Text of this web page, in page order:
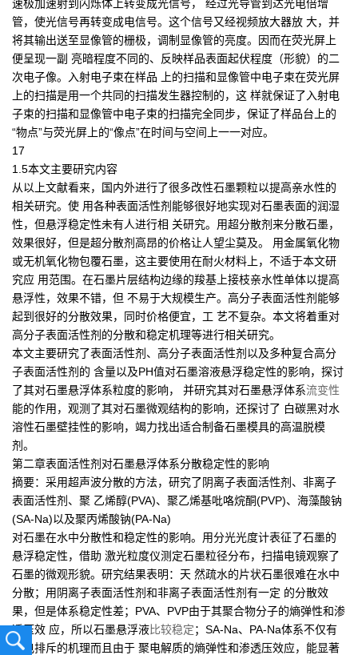
速极加速射到闪烁体上转变成光信号， 经过光导管到达光电倍增
管，使光信号再转变成电信号。这个信号又经视频放大器放 大，并
将其输出送至显像管的栅极，调制显像管的亮度。因而在荧光屏上
便呈现一副 亮暗程度不同的、反映样品表面起伏程度（形貌）的二
次电子像。入射电子束在样品 上的扫描和显像管中电子束在荧光屏
上的扫描是用一个共同的扫描发生器控制的，这 样就保证了入射电
子束的扫描和显像管中电子束的扫描完全同步，保证了样品台上的
“物点”与荧光屏上的“像点”在时间与空间上一一对应。
17
1.5本文主要研究内容
从以上文献看来，国内外进行了很多改性石墨颗粒以提高亲水性的
相关研究。使 用各种表面活性剂能够很好地实现对石墨表面的润湿
性，但悬浮稳定性未有人进行相 关研究。用超分散剂来分散石墨，
效果很好，但是超分散剂高昂的价格让人望尘莫及。 用金属氧化物
或无机氧化物包覆石墨，这主要使用在耐火材料上，不适于本文研
究应 用范围。在石墨片层结构边缘的羧基上接枝亲水性单体以提高
悬浮性，效果不错，但 不易于大规模生产。高分子表面活性剂能够
起到很好的分散效果，同时价格便宜，工 艺不复杂。本文将着重对
高分子表面活性剂的分散和稳定机理等进行相关研究。
本文主要研究了表面活性剂、高分子表面活性剂以及多种复合高分
子表面活性剂的 含量以及PH值对石墨溶液悬浮稳定性的影响，探讨
了其对石墨悬浮体系粒度的影响， 并研究其对石墨悬浮体系流变性
能的作用，观测了其对石墨微观结构的影响，还探讨了 白碳黑对水
溶性石墨壁挂性的影响，竭力找出适合制备石墨模具的高温脱模
剂。
第二章表面活性剂对石墨悬浮体系分散稳定性的影响
摘要：采用超声波分散的方法，研究了阴离子表面活性剂、非离子
表面活性剂、聚 乙烯醇(PVA)、聚乙烯基吡咯烷酮(PVP)、海藻酸钠
(SA-Na)以及聚丙烯酸钠(PA-Na)
对石墨在水中分散性和稳定性的影响。用分光光度计表征了石墨的
悬浮稳定性，借助 激光粒度仪测定石墨粒径分布，扫描电镜观察了
石墨的微观形貌。研究结果表明：天 然疏水的片状石墨很难在水中
分散；用阴离子表面活性剂和非离子表面活性剂有一定 的分散效
果，但是体系稳定性差；PVA、PVP由于其聚合物分子的熵弹性和渗
透压效 应，所以石墨悬浮液比较稳定；SA-Na、PA-Na体系不仅有
静电排斥的机理而且由于 聚电解质的熵弹性和渗透压效应，能显著